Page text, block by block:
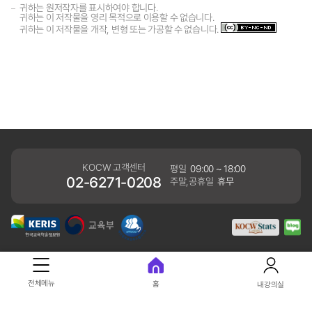
귀하는 원저작자를 표시하여야 합니다.
귀하는 이 저작물을 영리 목적으로 이용할 수 없습니다.
귀하는 이 저작물을 개작, 변형 또는 가공할 수 없습니다.
KOCW 고객센터
02-6271-0208
평일 09:00 ~ 18:00
주말,공휴일 휴무
개인정보처리방침
41061 대구광역시 동구 동내로 64 (동내동 1119) 우)41061
전체메뉴 홈 내강의실